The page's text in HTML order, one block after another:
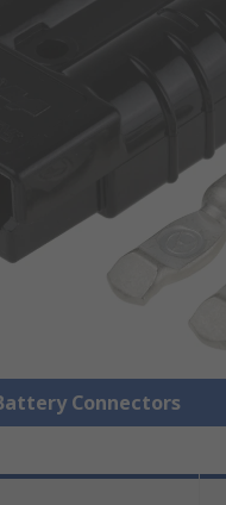
Connectors